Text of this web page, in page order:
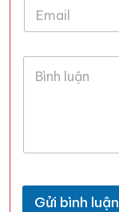
Gửi bình luận